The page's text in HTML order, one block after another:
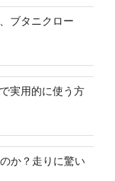
ブタニクロー
実用的に使う方
か？走りに驚い